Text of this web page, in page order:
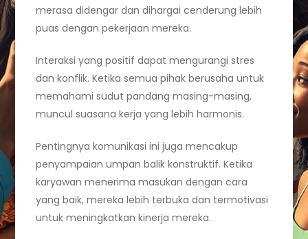
merasa didengar dan dihargai cenderung lebih
puas dengan pekerjaan mereka.
Interaksi yang positif dapat mengurangi stres
dan konflik. Ketika semua pihak berusaha untuk
memahami sudut pandang masing-masing,
muncul suasana kerja yang lebih harmonis.
Pentingnya komunikasi ini juga mencakup
penyampaian umpan balik konstruktif. Ketika
karyawan menerima masukan dengan cara
yang baik, mereka lebih terbuka dan termotivasi
untuk meningkatkan kinerja mereka.